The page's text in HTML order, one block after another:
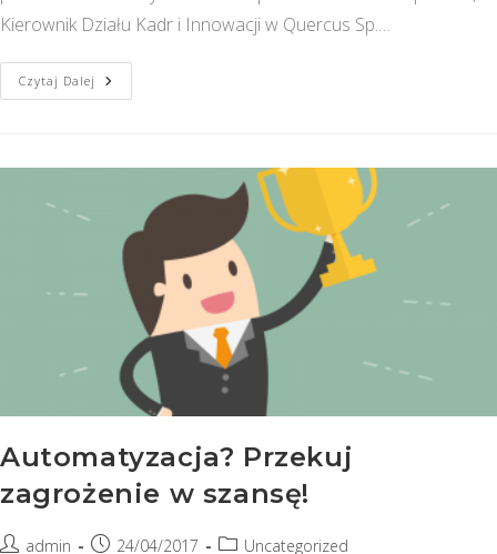
Kierownik Działu Kadr i Innowacji w Quercus Sp.…
Czytaj Dalej Szkolenia
Pracownicze
Automatyzacja? Przekuj
zagrożenie w szansę!
Postadmin
Post24/04/2017
PostUncategorized